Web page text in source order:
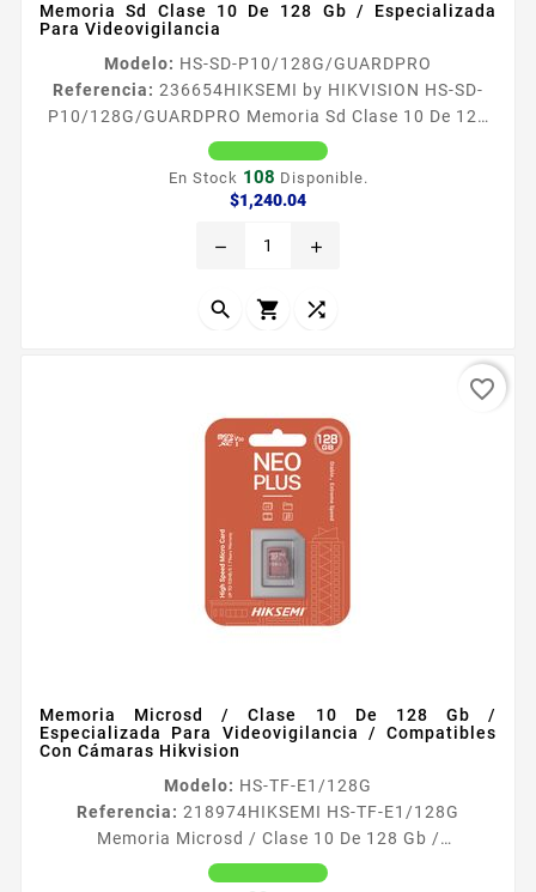
Memoria Sd Clase 10 De 128 Gb / Especializada
Para Videovigilancia
Modelo: HS-SD-P10/128G/GUARDPRO
Referencia: 236654HIKSEMI by HIKVISION HS-SD-
P10/128G/GUARDPRO Memoria Sd Clase 10 De 128
Gb / Especializada Para Videovigilancia
Especificaciones Caracteriacutesticas Principales
Capacidad 128 GB Velocidad de Lectura 100 MBs
FAT32 exFAT Velocidad Class 10 U1 U3
TLC TripleLevel Cell Dimensiones 32 mm x 24 mm x
21...
En Stock 108 Disponible.
$1,240.04Precio
remove add
  
Memoria Microsd / Clase 10 De 128 Gb /
Especializada Para Videovigilancia / Compatibles
Con Cámaras Hikvision
Modelo: HS-TF-E1/128G
Referencia: 218974HIKSEMI HS-TF-E1/128G
Memoria Microsd / Clase 10 De 128 Gb /
Especializada Para Videovigilancia / Compatibles
favorite_border